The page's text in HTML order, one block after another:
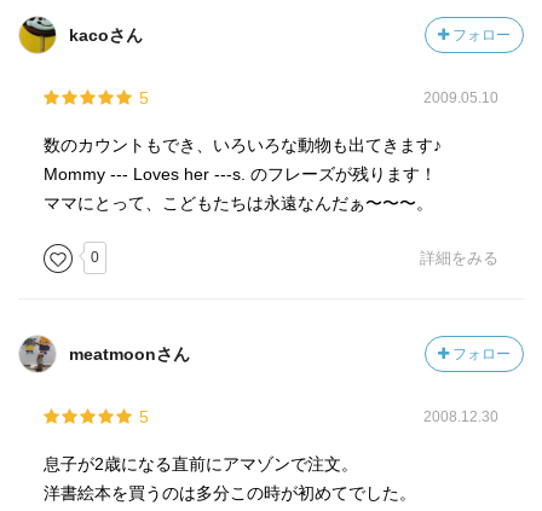
kacoさん フォロー
5 2009.05.10
数のカウントもでき、いろいろな動物も出てきます♪
Mommy --- Loves her ---s. のフレーズが残ります！
ママにとって、こどもたちは永遠なんだぁ〜〜〜。
0 詳細をみる
meatmoonさん フォロー
5 2008.12.30
息子が2歳になる直前にアマゾンで注文。
洋書絵本を買うのは多分この時が初めてでした。